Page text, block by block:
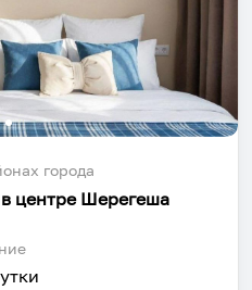
города
центре Шерегеша